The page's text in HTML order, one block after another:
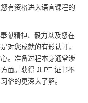
有资格进入语言课程的
献精神、毅力以及您在
对您成就的有形认可，
。准备过程本身通常涉
面。获得 JLPT 证书不
俗的更深入了解。